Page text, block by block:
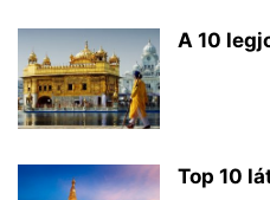
A 10
Top 10